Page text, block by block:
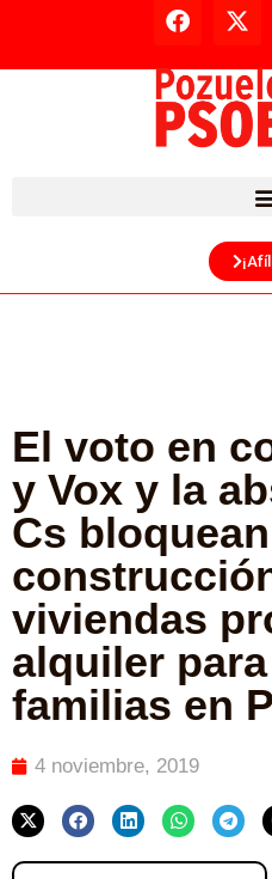
El voto en
y Vox y la
Cs
viviendas
alquiler
familias en
4 noviembre, 2019